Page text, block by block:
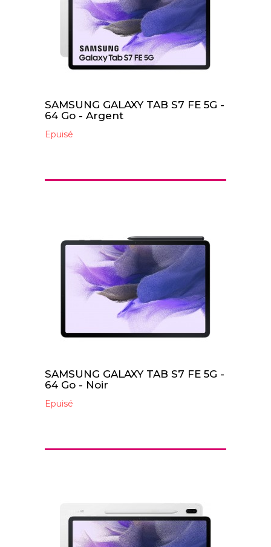
SAMSUNG GALAXY TAB S7 FE 5G -
64 Go - Argent
Epuisé
SAMSUNG GALAXY TAB S7 FE 5G -
64 Go - Noir
Epuisé